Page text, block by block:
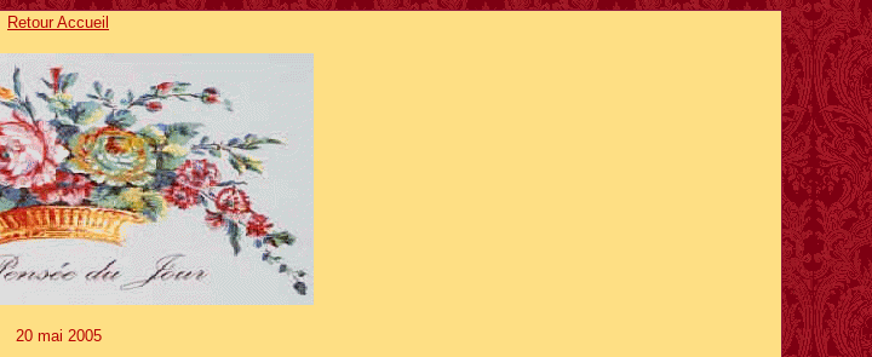
Retour Accueil
20 mai 2005